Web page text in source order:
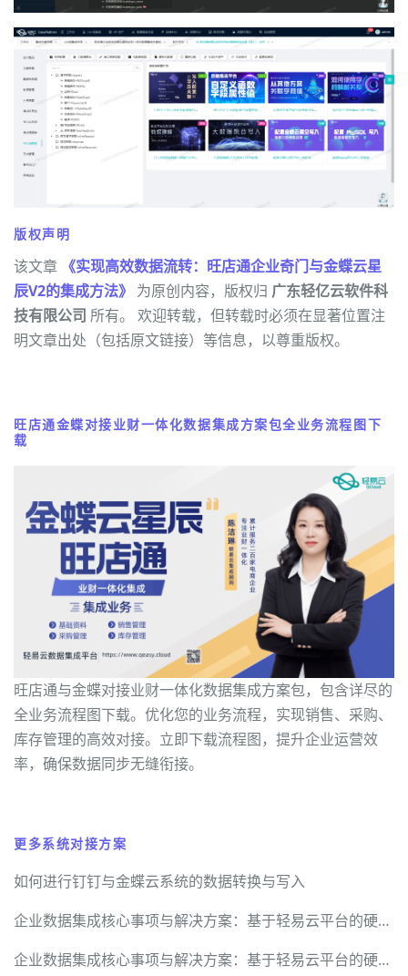
版权声明
该文章 《实现高效数据流转：旺店通企业奇门与金蝶云星
辰V2的集成方法》 为原创内容，版权归 广东轻亿云软件科
技有限公司 所有。 欢迎转载，但转载时必须在显著位置注
明文章出处（包括原文链接）等信息，以尊重版权。
旺店通金蝶对接业财一体化数据集成方案包全业务流程图下
载
旺店通与金蝶对接业财一体化数据集成方案包，包含详尽的
全业务流程图下载。优化您的业务流程，实现销售、采购、
库存管理的高效对接。立即下载流程图，提升企业运营效
率，确保数据同步无缝衔接。
更多系统对接方案
如何进行钉钉与金蝶云系统的数据转换与写入
企业数据集成核心事项与解决方案：基于轻易云平台的硬核实践指南
企业数据集成核心事项与解决方案：基于轻易云平台的硬核实践指南